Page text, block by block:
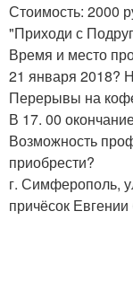
Стоимость: 2000
"Приходи с
Время и место
21 января 2018?
Перерывы на
В 17. 00
Возможность
приобрести?
г. Симферополь,
причёсок